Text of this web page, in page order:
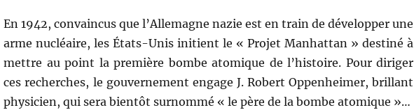
En 1942, convaincus que l’Allemagne nazie est en train de développer une
arme nucléaire, les États-Unis initient le « Projet Manhattan » destiné à
mettre au point la première bombe atomique de l’histoire. Pour diriger
ces recherches, le gouvernement engage J. Robert Oppenheimer, brillant
physicien, qui sera bientôt surnommé « le père de la bombe atomique »…